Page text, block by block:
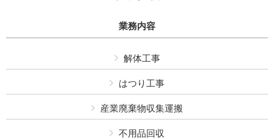
業務内容
解体工事
はつり工事
産業廃棄物収集運搬
不用品回収